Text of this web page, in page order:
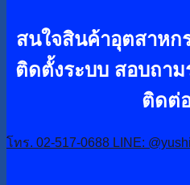
สนใจสินค้าอุตสาหก
ติดตั้งระบบ สอบถาม
ติดต่
โทร. 02-517-0688 LINE: